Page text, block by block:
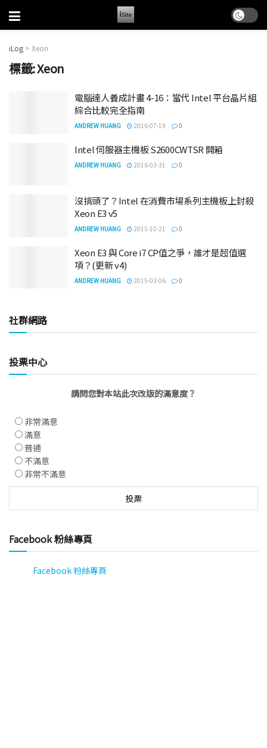
iLog > Xeon
標籤:Xeon
電腦達人養成計畫 4-16：當代 Intel 平台晶片組
綜合比較完全指南
ANDREW HUANG 2016-07-19 0
Intel 伺服器主機板 S2600CWTSR 開箱
ANDREW HUANG 2016-03-31 0
沒搞頭了？Intel 在消費市場系列主機板上封殺
Xeon E3 v5
ANDREW HUANG 2015-10-21 0
Xeon E3 與 Core i7 CP值之爭，誰才是超值選
項？(更新 v4)
ANDREW HUANG 2015-03-06 0
社群網路
投票中心
請問您對本站此次改版的滿意度？
非常滿意
滿意
普通
不滿意
非常不滿意
Facebook 粉絲專頁
Facebook 粉絲專頁